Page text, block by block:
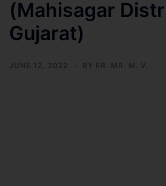
(Mahisagar
Gujarat)
JUNE 12, 2022 BY ER. MR. M. V.